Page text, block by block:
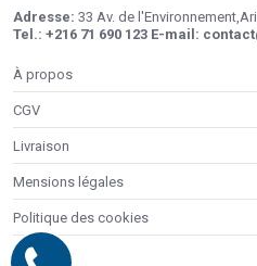
Adresse: 33 Av. de
Tel.: +216 71 690 123 E-mail:
À propos
CGV
Livraison
Mensions légales
Politique des cookies
Contacts